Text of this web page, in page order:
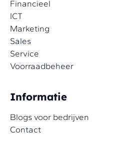
Financieel
ICT
Marketing
Sales
Service
Voorraadbeheer
Informatie
Blogs voor bedrijven
Contact